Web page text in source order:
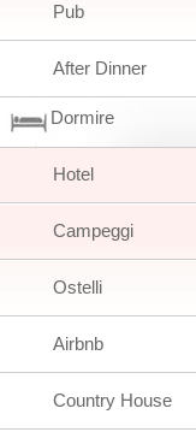
Pub
After Dinner
Dormire
Hotel
Campeggi
Ostelli
Airbnb
Country House